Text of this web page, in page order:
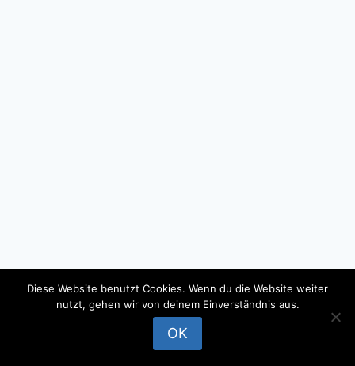
© 2026 - WordPress Theme by
Diese Website benutzt Cookies. Wenn du die Website weiter
nutzt, gehen wir von deinem Einverständnis aus.
OK